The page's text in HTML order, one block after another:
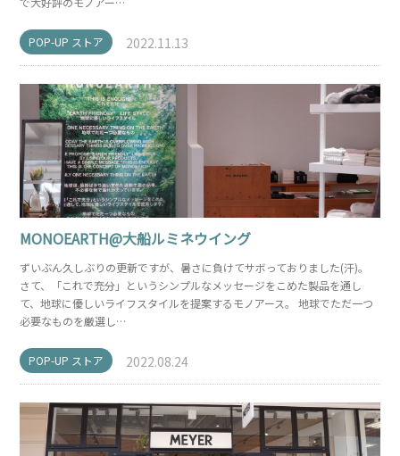
POP-UP ストア 2022.11.13
MONOEARTH@大船ルミネウイング
ずいぶん久しぶりの更新ですが、暑さに負けてサボっておりました(汗)。
さて、「これで充分」というシンプルなメッセージをこめた製品を通し
て、地球に優しいライフスタイルを提案するモノアース。 地球でただ一つ
必要なものを厳選し…
POP-UP ストア 2022.08.24